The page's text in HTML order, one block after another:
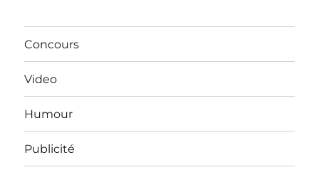
Concours
Video
Humour
Publicité